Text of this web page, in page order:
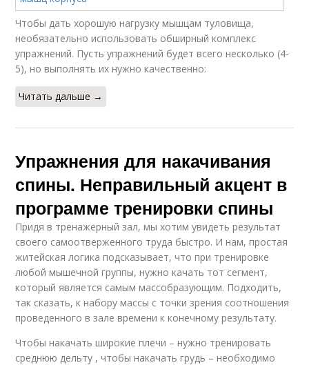
Чтобы дать хорошую нагрузку мышцам туловища,
необязательно использовать обширный комплекс
упражнений. Пусть упражнений будет всего несколько (4-
5), но выполнять их нужно качественно:
Читать дальше →
Упражнения для накачивания
спины. Неправильный акцент в
программе тренировки спины
Придя в тренажерный зал, мы хотим увидеть результат
своего самоотверженного труда быстро. И нам, простая
житейская логика подсказывает, что при тренировке
любой мышечной группы, нужно качать тот сегмент,
который является самым массобразующим. Подходить,
так сказать, к набору массы с точки зрения соотношения
проведенного в зале времени к конечному результату.
Чтобы накачать широкие плечи – нужно тренировать
среднюю дельту , чтобы накачать грудь – необходимо